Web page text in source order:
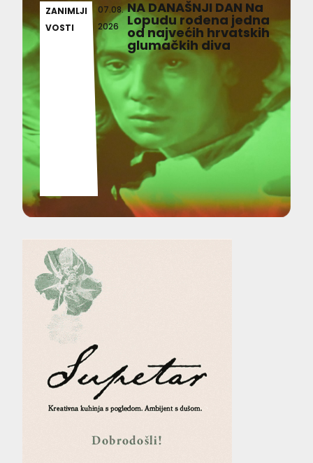
ZANIMLJI
VOSTI
07.08.
2026
NA DANAŠNJI DAN Na
Lopudu rođena jedna
od najvećih hrvatskih
glumačkih diva